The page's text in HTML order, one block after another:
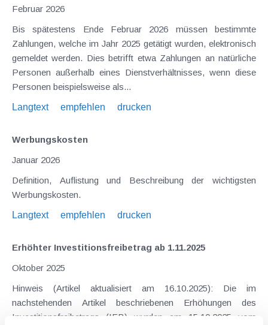
Februar 2026
Bis spätestens Ende Februar 2026 müssen bestimmte
Zahlungen, welche im Jahr 2025 getätigt wurden, elektronisch
gemeldet werden. Dies betrifft etwa Zahlungen an natürliche
Personen außerhalb eines Dienstverhältnisses, wenn diese
Personen beispielsweise als...
Langtext
empfehlen drucken
Werbungskosten
Januar 2026
Definition, Auflistung und Beschreibung der wichtigsten
Werbungskosten.
Langtext
empfehlen drucken
Erhöhter Investitionsfreibetrag ab 1.11.2025
Oktober 2025
Hinweis (Artikel aktualisiert am 16.10.2025): Die im
nachstehenden Artikel beschriebenen Erhöhungen des
Investitionsfreibetrags (IFB) wurden am 15.10.2025 vom